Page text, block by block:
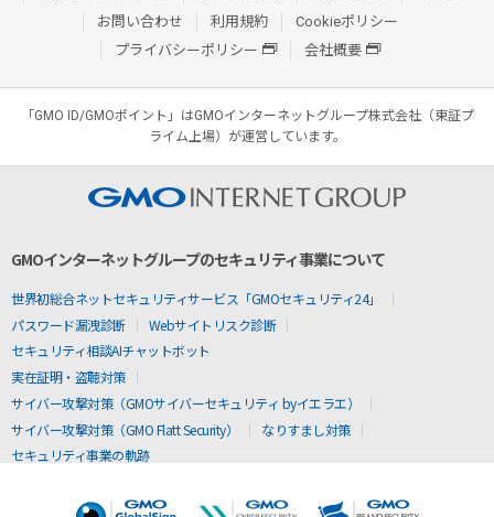
お問い合わせ
利用規約
Cookieポリシー
プライバシーポリシー
会社概要
「GMO ID/GMOポイント」はGMOインターネットグループ株式会社（東証プ
ライム上場）が運営しています。
GMOインターネットグループのセキュリティ事業について
世界初総合ネットセキュリティサービス「GMOセキュリティ24」
パスワード漏洩診断
Webサイトリスク診断
セキュリティ相談AIチャットボット
実在証明・盗聴対策
サイバー攻撃対策（GMOサイバーセキュリティ byイエラエ）
サイバー攻撃対策（GMO Flatt Security）
なりすまし対策
セキュリティ事業の軌跡